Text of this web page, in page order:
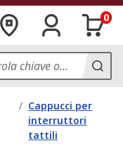
0
/ Cappucci per
interruttori
tattili